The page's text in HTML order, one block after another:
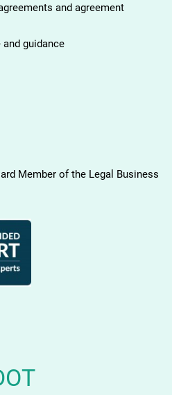
and agreement
guidance
Member of the Legal Business